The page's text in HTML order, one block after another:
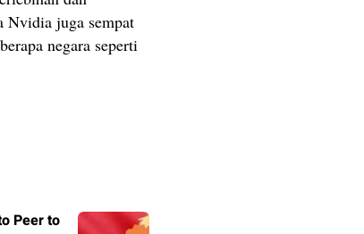
Nvidia juga sempat
negara seperti
Peer to